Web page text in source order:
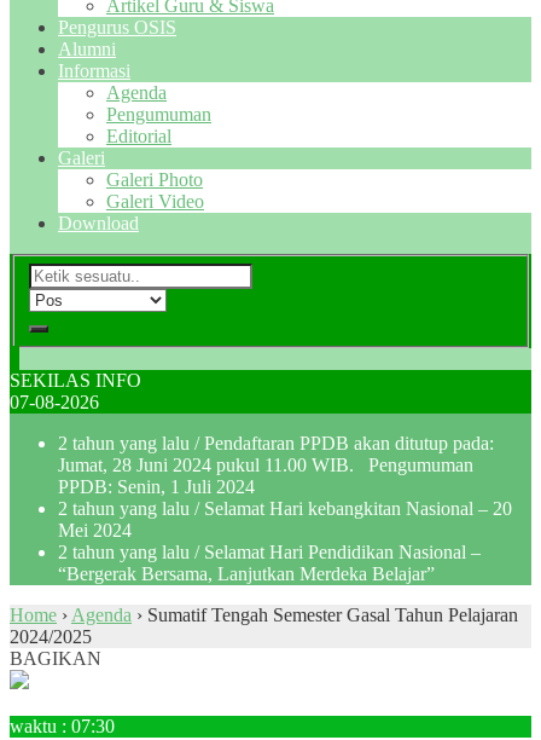
Artikel Guru & Siswa
Pengurus OSIS
Alumni
Informasi
Agenda
Pengumuman
Editorial
Galeri
Galeri Photo
Galeri Video
Download
SEKILAS INFO
07-08-2026
2 tahun yang lalu / Pendaftaran PPDB akan ditutup pada:
Jumat, 28 Juni 2024 pukul 11.00 WIB. Pengumuman
PPDB: Senin, 1 Juli 2024
2 tahun yang lalu / Selamat Hari kebangkitan Nasional – 20
Mei 2024
2 tahun yang lalu / Selamat Hari Pendidikan Nasional –
“Bergerak Bersama, Lanjutkan Merdeka Belajar”
Home › Agenda › Sumatif Tengah Semester Gasal Tahun Pelajaran
2024/2025
BAGIKAN
waktu : 07:30